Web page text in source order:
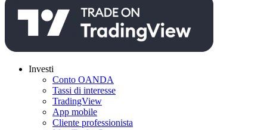
Investi
Conto OANDA
Tassi di interesse
TradingView
App mobile
Cliente professionista